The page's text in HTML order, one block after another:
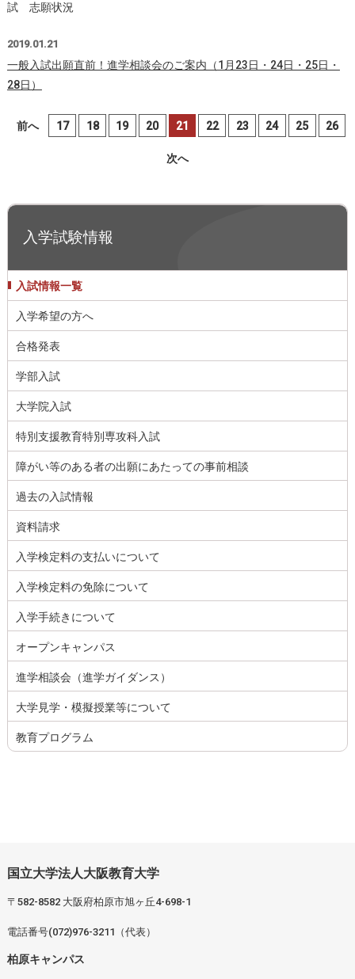
試 志願状況
2019.01.21
一般入試出願直前！進学相談会のご案内（1月23日・24日・25日・
28日）
前へ 17 18 19 20 21 22 23 24 25 26
次へ
入学試験情報
入試情報一覧
入学希望の方へ
合格発表
学部入試
大学院入試
特別支援教育特別専攻科入試
障がい等のある者の出願にあたっての事前相談
過去の入試情報
資料請求
入学検定料の支払いについて
入学検定料の免除について
入学手続きについて
オープンキャンパス
進学相談会（進学ガイダンス）
大学見学・模擬授業等について
教育プログラム
国立大学法人大阪教育大学
〒582-8582 大阪府柏原市旭ヶ丘4-698-1
電話番号(072)976-3211（代表）
柏原キャンパス